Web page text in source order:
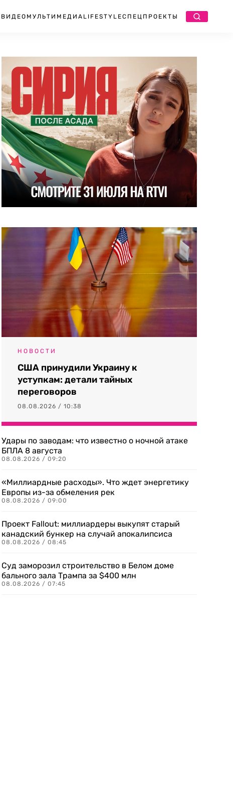
ВИДЕО МУЛЬТИМЕДИА LIFESTYLEСПЕЦПРОЕКТЫ
НОВОСТИ
США принудили Украину к
уступкам: детали тайных
переговоров
08.08.2026 / 10:38
Удары по заводам: что известно о ночной атаке
БПЛА 8 августа
08.08.2026 / 09:20
«Миллиардные расходы». Что ждет энергетику
Европы из-за обмеления рек
08.08.2026 / 09:00
Проект Fallout: миллиардеры выкупят старый
канадский бункер на случай апокалипсиса
08.08.2026 / 08:45
Суд заморозил строительство в Белом доме
бального зала Трампа за $400 млн
08.08.2026 / 07:45